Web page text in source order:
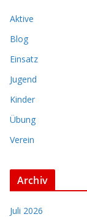
Aktive
Blog
Einsatz
Jugend
Kinder
Übung
Verein
Archiv
Juli 2026